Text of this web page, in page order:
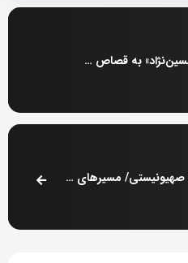
قاتل «الهه حسین‌نژاد» به قصاص محکوم شد
ابعاد حقوقی جنایات ۱۲روزه رژیم صهیونیستی/ مسیرهای ممکن برای پیگرد بین‌المللی اسرائیل